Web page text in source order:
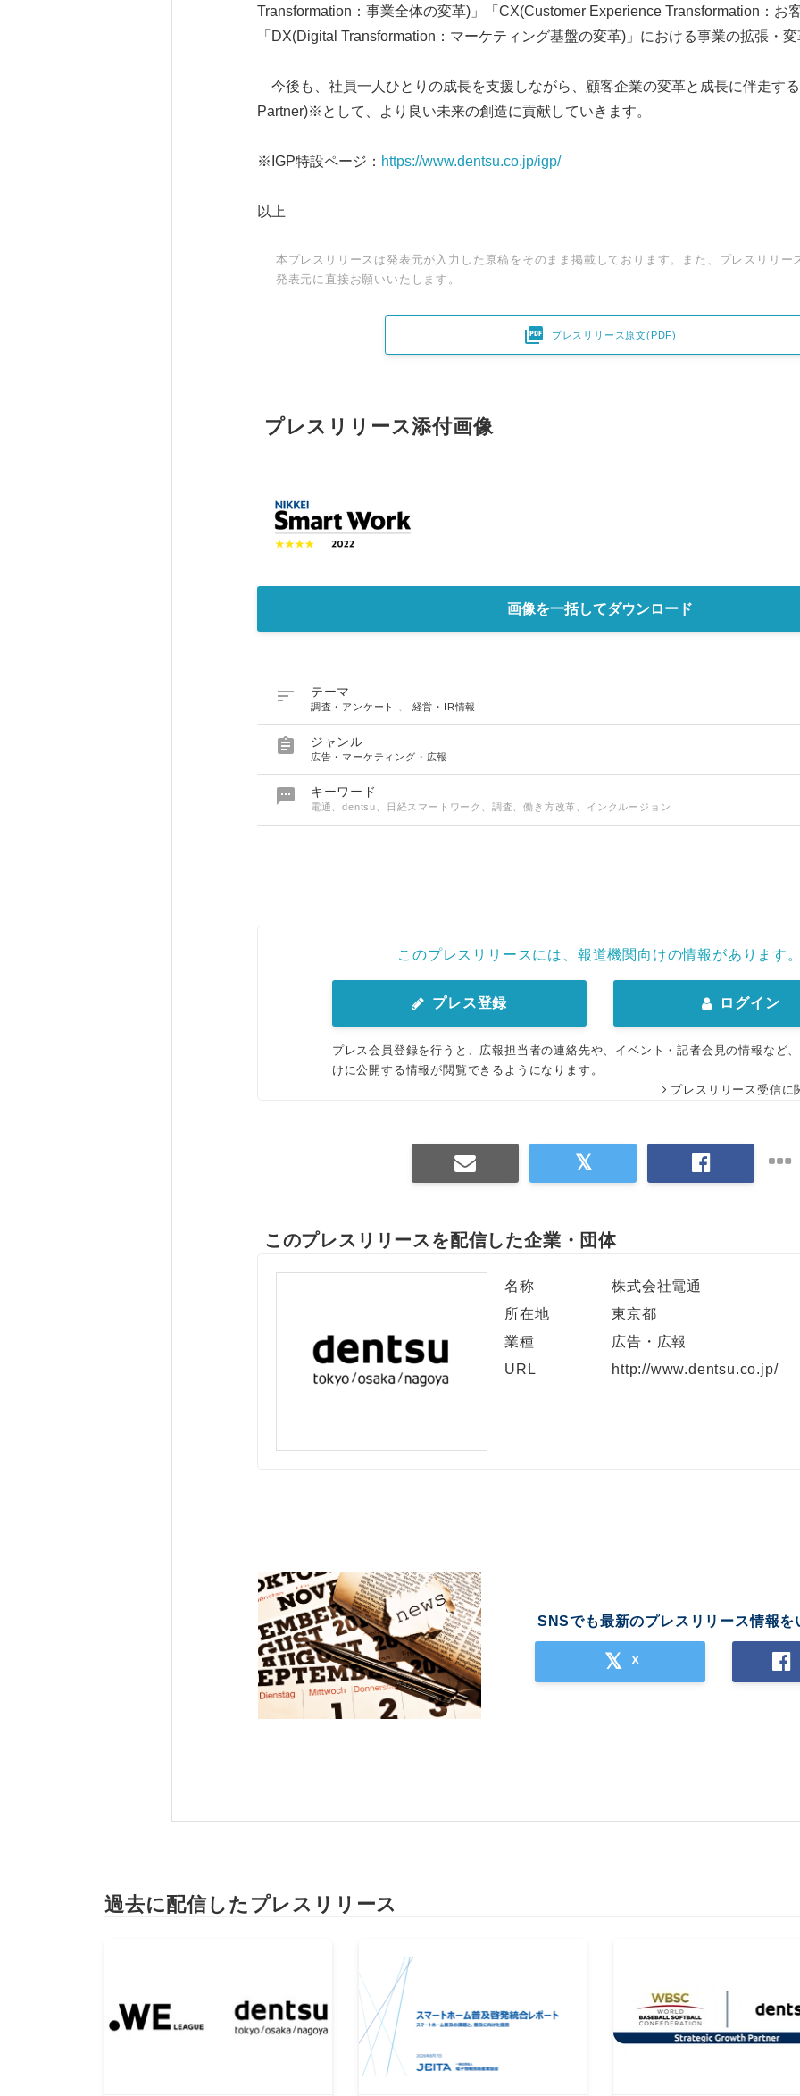
Transformation：事業全体の変革)」「CX(Customer Experience Transformation：お
「DX(Digital Transformation：マーケティング基盤の変革)」における事業の拡張・変
今後も、社員一人ひとりの成長を支援しながら、顧客企業の変革と成長に伴走す
Partner)※として、より良い未来の創造に貢献していきます。
※IGP特設ページ： https://www.dentsu.co.jp/igp/
以上
本プレスリリースは発表元が入力した原稿をそのまま掲載しております。また、プレスリリー
発表元に直接お願いいたします。
 プレスリリース原文(PDF)
プレスリリース添付画像
画像を一括してダウンロード
 テーマ
調査・アンケート 経営・IR情報
 ジャンル
広告・マーケティング・広報
 キーワード
電通、dentsu、日経スマートワーク、調査、働き方改革、インクルージョン
このプレスリリースには、報道機関向けの情報があります。
プレス登録 ログイン
プレス会員登録を行うと、広報担当者の連絡先や、イベント・記者会見の情報など
けに公開する情報が閲覧できるようになります。
プレスリリース受信に
このプレスリリースを配信した企業・団体
名称
株式会社電通
所在地
東京都
業種
広告・広報
URL
http://www.dentsu.co.jp/
SNSでも最新のプレスリリース情報を
X
過去に配信したプレスリリース